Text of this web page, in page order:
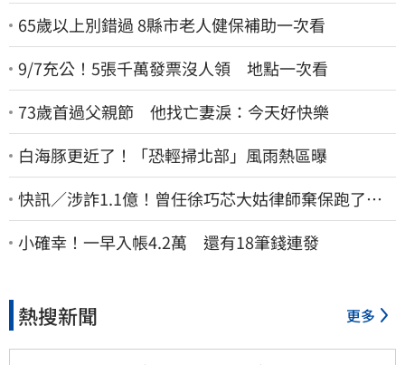
65歲以上別錯過 8縣市老人健保補助一次看
9/7充公！5張千萬發票沒人領 地點一次看
73歲首過父親節 他找亡妻淚：今天好快樂
白海豚更近了！「恐輕掃北部」風雨熱區曝
快訊／涉詐1.1億！曾任徐巧芯大姑律師棄保跑了…
媽也離境 桃檢發通緝
小確幸！一早入帳4.2萬 還有18筆錢連發
熱搜新聞 更多